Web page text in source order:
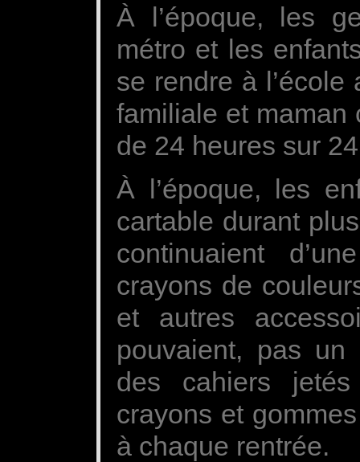
À l’époque, les
métro et les
se rendre à l’école
familiale et maman
de 24 heures sur
À l’époque, les
cartable durant
continuaient
crayons de
et autres
pouvaient, pas
des cahiers
crayons et
à chaque rentrée.